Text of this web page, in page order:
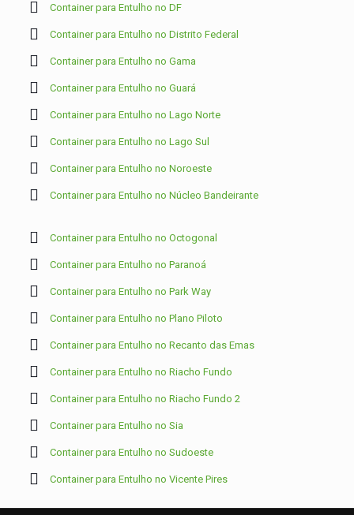
Container para Entulho no DF
Container para Entulho no Distrito Federal
Container para Entulho no Gama
Container para Entulho no Guará
Container para Entulho no Lago Norte
Container para Entulho no Lago Sul
Container para Entulho no Noroeste
Container para Entulho no Núcleo Bandeirante
Container para Entulho no Octogonal
Container para Entulho no Paranoá
Container para Entulho no Park Way
Container para Entulho no Plano Piloto
Container para Entulho no Recanto das Emas
Container para Entulho no Riacho Fundo
Container para Entulho no Riacho Fundo 2
Container para Entulho no Sia
Container para Entulho no Sudoeste
Container para Entulho no Vicente Pires